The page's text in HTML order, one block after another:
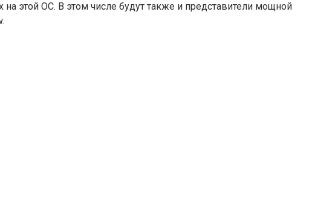
этой ОС. В этом числе будут также и представители мощной